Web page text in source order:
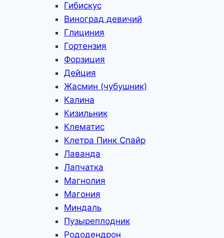
Гибискус
Виноград девичий
Глициния
Гортензия
Форзиция
Дейция
Жасмин (чубушник)
Калина
Кизильник
Клематис
Клетра Пинк Спайр
Лаванда
Лапчатка
Магнолия
Магония
Миндаль
Пузыреплодник
Рододендрон